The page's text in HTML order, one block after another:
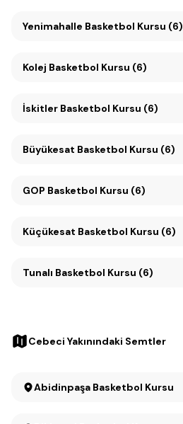
Yenimahalle Basketbol Kursu (6)
Kolej Basketbol Kursu (6)
İskitler Basketbol Kursu (6)
Büyükesat Basketbol Kursu (6)
GOP Basketbol Kursu (6)
Küçükesat Basketbol Kursu (6)
Tunalı Basketbol Kursu (6)
Cebeci Yakınındaki Semtler
Abidinpaşa Basketbol Kursu